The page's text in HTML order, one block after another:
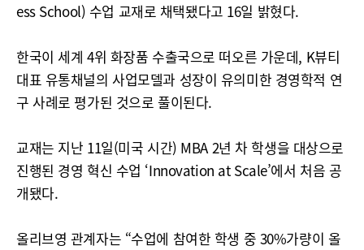
ess School) 수업 교재로 채택됐다고 16일 밝혔다.
한국이 세계 4위 화장품 수출국으로 떠오른 가운데, K뷰티
대표 유통채널의 사업모델과 성장이 유의미한 경영학적 연
구 사례로 평가된 것으로 풀이된다.
교재는 지난 11일(미국 시간) MBA 2년 차 학생을 대상으로
진행된 경영 혁신 수업 ‘Innovation at Scale’에서 처음 공
개됐다.
올리브영 관계자는 “수업에 참여한 학생 중 30%가량이 올